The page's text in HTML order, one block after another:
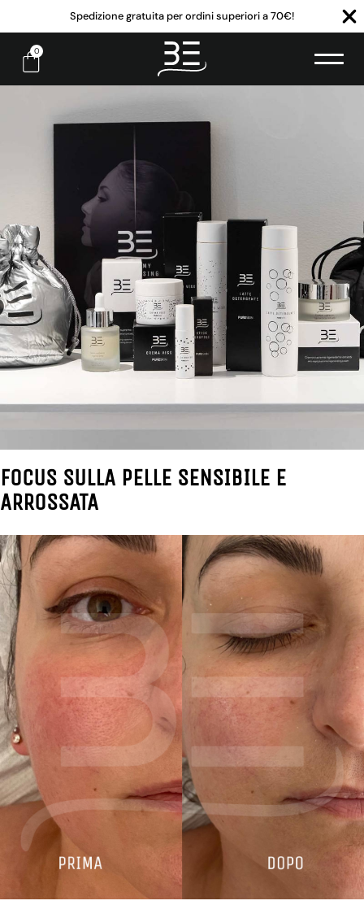
Spedizione gratuita per ordini superiori a 70€!
0
FOCUS SULLA PELLE SENSIBILE E
ARROSSATA